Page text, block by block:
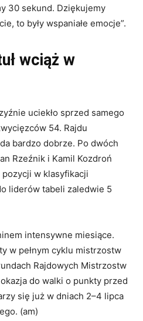
30 sekund. Dziękujemy
to były wspaniałe emocje”.
wciąż w
uciekło sprzed samego
54. Rajdu
bardzo dobrze. Po dwóch
Rzeźnik i Kamil Kozdroń
w klasyfikacji
liderów tabeli zaledwie 5
intensywne miesiące.
w pełnym cyklu mistrzostw
Rajdowych Mistrzostw
do walki o punkty przed
się już w dniach 2–4 lipca
(am)